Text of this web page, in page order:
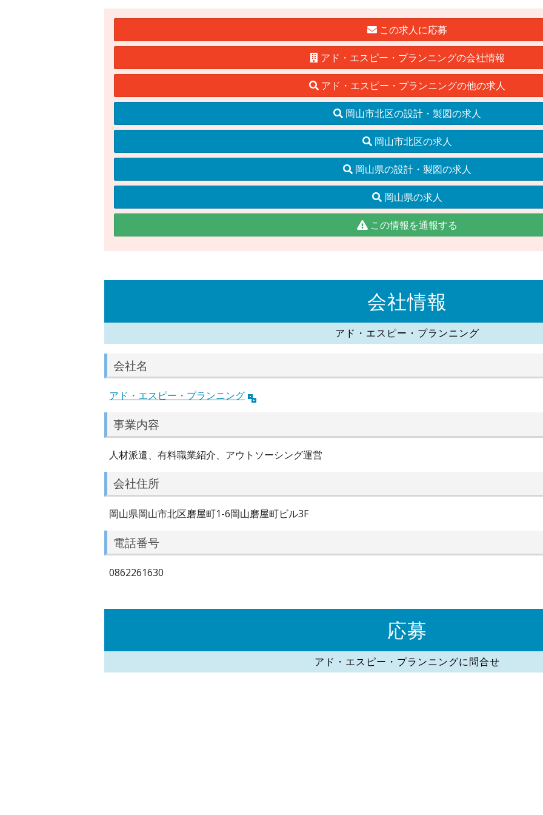
この求人に応募
アド・エスピー・プランニングの会社情報
アド・エスピー・プランニングの他の求人
岡山市北区の設計・製図の求人
岡山市北区の求人
岡山県の設計・製図の求人
岡山県の求人
この情報を通報する
会社情報
アド・エスピー・プランニング
会社名
アド・エスピー・プランニング
事業内容
人材派遣、有料職業紹介、アウトソーシング運営
会社住所
岡山県岡山市北区磨屋町1-6岡山磨屋町ビル3F
電話番号
0862261630
応募
アド・エスピー・プランニングに問合せ